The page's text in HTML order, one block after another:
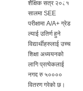
शैक्षिक सत्र २०८१
सालमा SEE
परीक्षामा A/A+ ग्रेड
ल्याई उतिर्ण हुने
विद्यार्थीहरुलाई उच्च
शिक्षा अध्ययनको
लागि प्रत्येकलाई
नगद रु ५००००
वितरण गरेको छ।